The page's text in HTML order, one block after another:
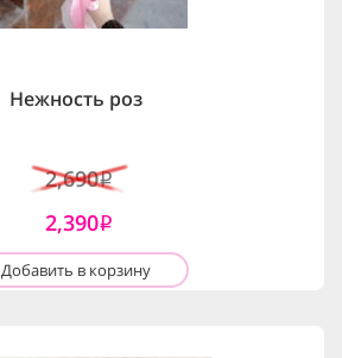
Нежность роз
2,690i
2,390i
Добавить в корзину